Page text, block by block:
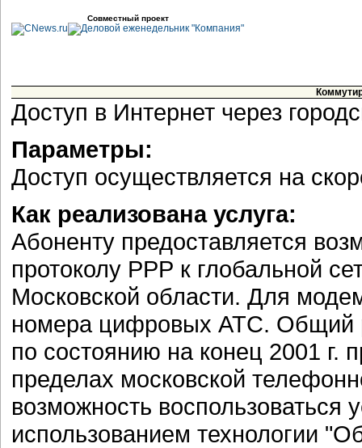
Совместный проект
Доступ в Интернет через
Параметры:
Доступ осуществляется на
Как реализована услуга:
Абоненту предоставляется
протоколу РРР к глобальной
Московской области. Для
номера цифровых АТС. Общий
по состоянию на конец 2001 г.
пределах московской
возможность воспользоваться
использованием технологии